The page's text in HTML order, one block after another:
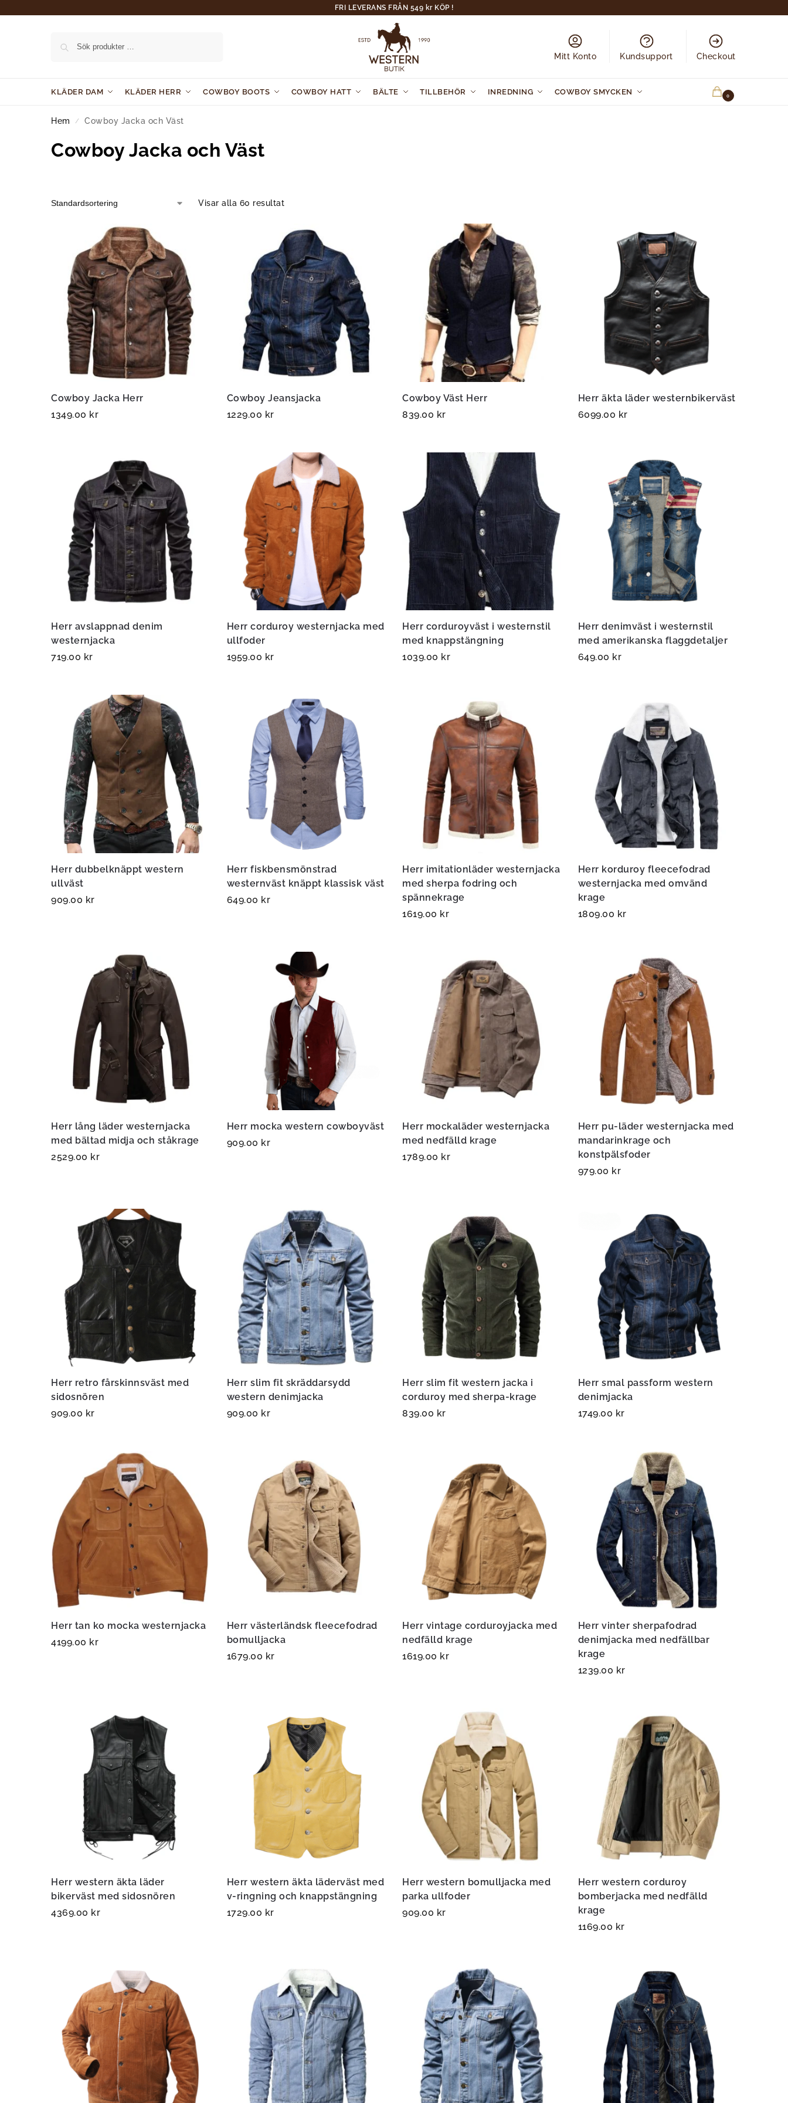
FRI LEVERANS FRÅN 549 kr KÖP !
Mitt Konto Kundsupport Checkout
KLÄDER DAM KLÄDER HERR COWBOY BOOTS COWBOY HATT BÄLTE TILLBEHÖR INREDNING COWBOY SMYCKEN 0
Hem / Cowboy Jacka och Väst
Cowboy Jacka och Väst
Visar alla 60 resultat
Cowboy Jacka Herr
1349.00 kr
Cowboy Jeansjacka
1229.00 kr
Cowboy Väst Herr
839.00 kr
Herr äkta läder westernbikerväst
6099.00 kr
Herr avslappnad denim
westernjacka
719.00 kr
Herr corduroy westernjacka med
ullfoder
1959.00 kr
Herr corduroyväst i westernstil
med knappstängning
1039.00 kr
Herr denimväst i westernstil
med amerikanska flaggdetaljer
649.00 kr
Herr dubbelknäppt western
ullväst
909.00 kr
Herr fiskbensmönstrad
westernväst knäppt klassisk väst
649.00 kr
Herr imitationläder westernjacka
med sherpa fodring och
spännekrage
1619.00 kr
Herr korduroy fleecefodrad
westernjacka med omvänd
krage
1809.00 kr
Herr lång läder westernjacka
med bältad midja och ståkrage
2529.00 kr
Herr mocka western cowboyväst
909.00 kr
Herr mockaläder westernjacka
med nedfälld krage
1789.00 kr
Herr pu-läder westernjacka med
mandarinkrage och
konstpälsfoder
979.00 kr
Herr retro fårskinnsväst med
sidosnören
909.00 kr
Herr slim fit skräddarsydd
western denimjacka
909.00 kr
Herr slim fit western jacka i
corduroy med sherpa-krage
839.00 kr
Herr smal passform western
denimjacka
1749.00 kr
Herr tan ko mocka westernjacka
4199.00 kr
Herr västerländsk fleecefodrad
bomulljacka
1679.00 kr
Herr vintage corduroyjacka med
nedfälld krage
1619.00 kr
Herr vinter sherpafodrad
denimjacka med nedfällbar
krage
1239.00 kr
Herr western äkta läder
bikerväst med sidosnören
4369.00 kr
Herr western äkta läderväst med
v-ringning och knappstängning
1729.00 kr
Herr western bomulljacka med
parka ullfoder
909.00 kr
Herr western corduroy
bomberjacka med nedfälld
krage
1169.00 kr